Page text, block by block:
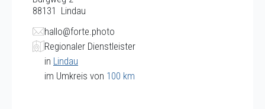
88131 Lindau
hallo@forte.photo
Regionaler Dienstleister
in Lindau
im Umkreis von 100 km